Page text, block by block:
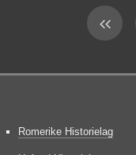
Romerike Historielag